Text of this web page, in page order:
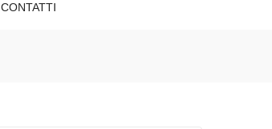
CONTATTI